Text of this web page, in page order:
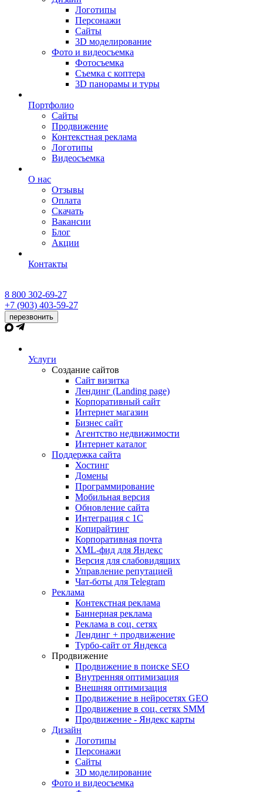
Логотипы
Персонажи
Сайты
3D моделирование
Фото и видеосъемка
Фотосъемка
Съемка с коптера
3D панорамы и туры
Портфолио
Сайты
Продвижение
Контекстная реклама
Логотипы
Видеосъемка
О нас
Отзывы
Оплата
Скачать
Вакансии
Блог
Акции
Контакты
8 800 302-69-27
+7 (903) 403-59-27
перезвонить
Услуги
Создание сайтов
Сайт визитка
Лендинг (Landing page)
Корпоративный сайт
Интернет магазин
Бизнес сайт
Агентство недвижимости
Интернет каталог
Поддержка сайта
Хостинг
Домены
Программирование
Мобильная версия
Обновление сайта
Интеграция с 1С
Копирайтинг
Корпоративная почта
XML-фид для Яндекс
Версия для слабовидящих
Управление репутацией
Чат-боты для Telegram
Реклама
Контекстная реклама
Баннерная реклама
Реклама в соц. сетях
Лендинг + продвижение
Турбо-сайт от Яндекса
Продвижение
Продвижение в поиске SEO
Внутренняя оптимизация
Внешняя оптимизация
Продвижение в нейросетях GEO
Продвижение в соц. сетях SMM
Продвижение - Яндекс карты
Дизайн
Логотипы
Персонажи
Сайты
3D моделирование
Фото и видеосъемка